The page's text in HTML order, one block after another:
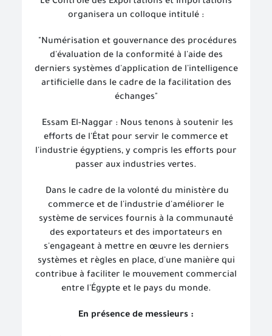
organisera un colloque intitulé :
"Numérisation et gouvernance des procédures
d'évaluation de la conformité à l'aide des
derniers systèmes d'application de l'intelligence
artificielle dans le cadre de la facilitation des
échanges"
Essam El-Naggar : Nous tenons à soutenir les
efforts de l'État pour servir le commerce et
l'industrie égyptiens, y compris les efforts pour
passer aux industries vertes.
Dans le cadre de la volonté du ministère du
commerce et de l'industrie d'améliorer le
système de services fournis à la communauté
des exportateurs et des importateurs en
s'engageant à mettre en œuvre les derniers
systèmes et règles en place, d'une manière qui
contribue à faciliter le mouvement commercial
entre l'Égypte et le pays du monde.
En présence de messieurs :